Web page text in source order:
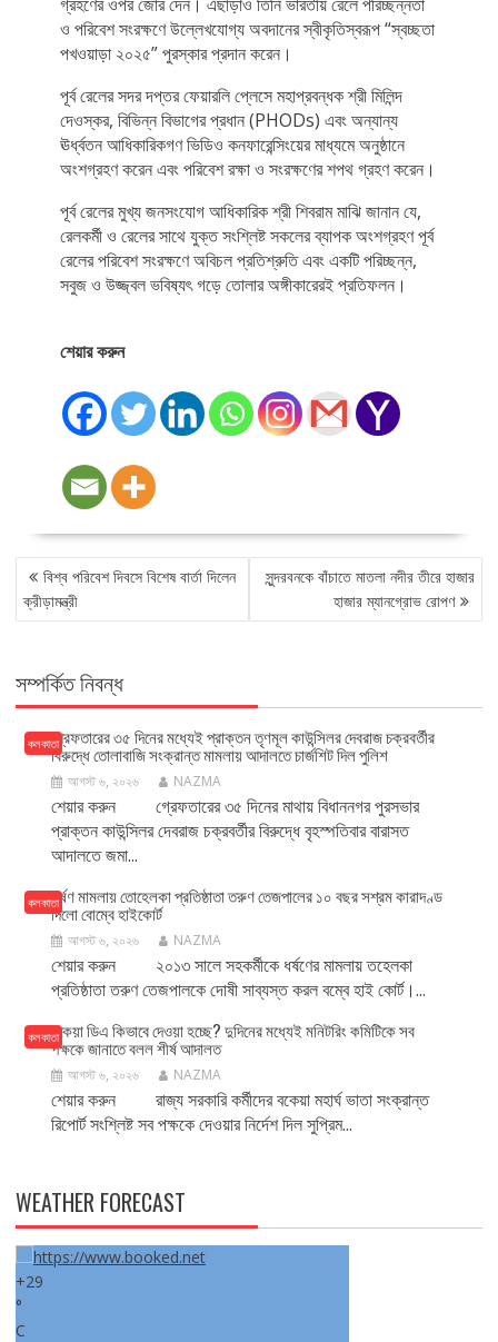
ও পরিবেশ সংরক্ষণে উল্লেখযোগ্য অবদানের স্বীকৃতিস্বরূপ “স্বচ্ছতা
পখওয়াড়া ২০২৫” পুরস্কার প্রদান করেন।
পূর্ব রেলের সদর দপ্তর ফেয়ারলি প্লেসে মহাপ্রবন্ধক শ্রী মিলিন্দ
দেওস্কর, বিভিন্ন বিভাগের প্রধান (PHODs) এবং অন্যান্য
ঊর্ধ্বতন আধিকারিকগণ ভিডিও কনফারেন্সিংয়ের মাধ্যমে অনুষ্ঠানে
অংশগ্রহণ করেন এবং পরিবেশ রক্ষা ও সংরক্ষণের শপথ গ্রহণ করেন।
পূর্ব রেলের মুখ্য জনসংযোগ আধিকারিক শ্রী শিবরাম মাঝি জানান যে,
রেলকর্মী ও রেলের সাথে যুক্ত সংশ্লিষ্ট সকলের ব্যাপক অংশগ্রহণ পূর্ব
রেলের পরিবেশ সংরক্ষণে অবিচল প্রতিশ্রুতি এবং একটি পরিচ্ছন্ন,
সবুজ ও উজ্জ্বল ভবিষ্যৎ গড়ে তোলার অঙ্গীকারেরই প্রতিফলন।
শেয়ার করুন
POST
NAVIGATION
বিশ্ব পরিবেশ দিবসে বিশেষ বার্তা দিলেন
ক্রীড়ামন্ত্রী
সুন্দরবনকে বাঁচাতে মাতলা নদীর তীরে হাজার
হাজার ম্যানগ্রোভ রোপণ
সম্পর্কিত নিবন্ধ
কলকাতাগ্রেফতারের ৩৫ দিনের মধ্যেই প্রাক্তন তৃণমূল কাউন্সিলর দেবরাজ চক্রবর্তীর
বিরুদ্ধে তোলাবাজি সংক্রান্ত মামলায় আদালতে চার্জশিট দিল পুলিশ
আগস্ট ৬, ২০২৬ NAZMA
শেয়ার করুন গ্রেফতারের ৩৫ দিনের মাথায় বিধাননগর পুরসভার
প্রাক্তন কাউন্সিলর দেবরাজ চক্রবর্তীর বিরুদ্ধে বৃহস্পতিবার বারাসত
আদালতে জমা...
কলকাতাধর্ষণ মামলায় তোহেলকা প্রতিষ্ঠাতা তরুণ তেজপালের ১০ বছর সশ্রম কারাদণ্ড
দিলো বোম্বে হাইকোর্ট
আগস্ট ৬, ২০২৬ NAZMA
শেয়ার করুন ২০১৩ সালে সহকর্মীকে ধর্ষণের মামলায় তহেলকা
প্রতিষ্ঠাতা তরুণ তেজপালকে দোষী সাব্যস্ত করল বম্বে হাই কোর্ট।...
কলকাতাবকেয়া ডিএ কিভাবে দেওয়া হচ্ছে? দুদিনের মধ্যেই মনিটরিং কমিটিকে সব
পক্ষকে জানাতে বলল শীর্ষ আদালত
আগস্ট ৬, ২০২৬ NAZMA
শেয়ার করুন রাজ্য সরকারি কর্মীদের বকেয়া মহার্ঘ ভাতা সংক্রান্ত
রিপোর্ট সংশ্লিষ্ট সব পক্ষকে দেওয়ার নির্দেশ দিল সুপ্রিম...
WEATHER FORECAST
+29
°
C